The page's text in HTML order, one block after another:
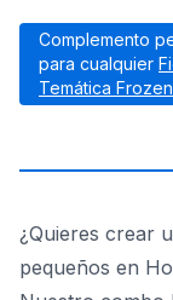
Complemento
para cualquier
Temática Frozen
¿Quieres crear
pequeños en